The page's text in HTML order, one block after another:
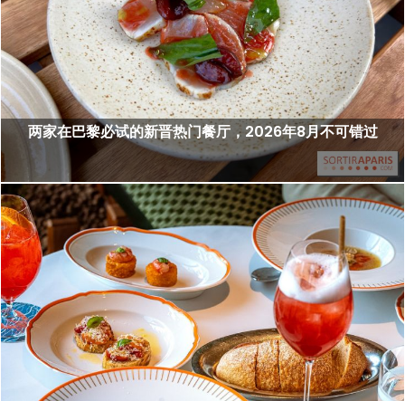
两家在巴黎必试的新晋热门餐厅，2026年8月不可错过